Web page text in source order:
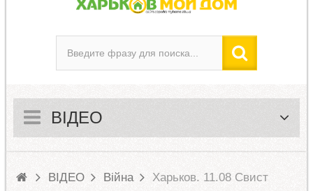
ВІДЕО
ВІДЕО Війна
Харьков. 11.08 Свист